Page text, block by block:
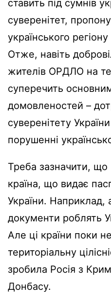
ставить під сумнів
суверенітет,
українського
Отже, навіть
жителів ОРДЛО на
суперечить
домовленостей –
суверенітету
порушенні
Треба зазначити, що
країна, що видає
України. Наприклад,
документи роблять
Але ці країни поки
територіальну
зробила Росія з
Донбасу.